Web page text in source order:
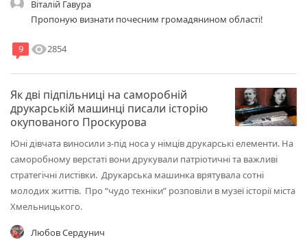
Віталій Гавура
Пропоную визнати почесним громадянином області!
9 visibility2854
Як дві підпільниці на саморобній
друкарській машинці писали історію
окупованого Проскурова
Юні дівчата виносили з-під носа у німців друкарські елементи. На
саморобному верстаті вони друкували патріотичні та важливі
стратегічні листівки. Друкарська машинка врятувала сотні
молодих життів. Про “чудо техніки” розповіли в музеї історії міста
Хмельницького.
Любов Сердунич